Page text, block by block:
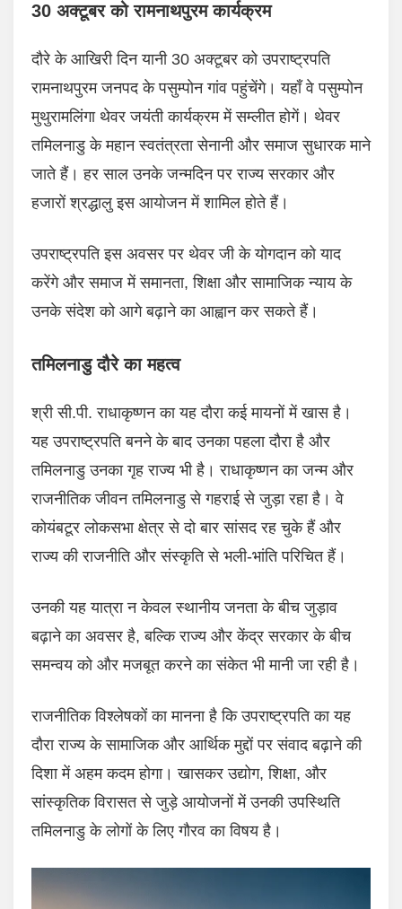
30 अक्टूबर को रामनाथपुरम कार्यक्रम
दौरे के आखिरी दिन यानी 30 अक्टूबर को उपराष्ट्रपति
रामनाथपुरम जनपद के पसुम्पोन गांव पहुंचेंगे। यहाँ वे पसुम्पोन
मुथुरामलिंगा थेवर जयंती कार्यक्रम में सम्लीत हाेगें। थेवर
तमिलनाडु के महान स्वतंत्रता सेनानी और समाज सुधारक माने
जाते हैं। हर साल उनके जन्मदिन पर राज्य सरकार और
हजारों श्रद्धालु इस आयोजन में शामिल होते हैं।
उपराष्ट्रपति इस अवसर पर थेवर जी के योगदान को याद
करेंगे और समाज में समानता, शिक्षा और सामाजिक न्याय के
उनके संदेश को आगे बढ़ाने का आह्वान कर सकते हैं।
तमिलनाडु दौरे का महत्व
श्री सी.पी. राधाकृष्णन का यह दौरा कई मायनों में खास है।
यह उपराष्ट्रपति बनने के बाद उनका पहला दौरा है और
तमिलनाडु उनका गृह राज्य भी है। राधाकृष्णन का जन्म और
राजनीतिक जीवन तमिलनाडु से गहराई से जुड़ा रहा है। वे
कोयंबटूर लोकसभा क्षेत्र से दो बार सांसद रह चुके हैं और
राज्य की राजनीति और संस्कृति से भली-भांति परिचित हैं।
उनकी यह यात्रा न केवल स्थानीय जनता के बीच जुड़ाव
बढ़ाने का अवसर है, बल्कि राज्य और केंद्र सरकार के बीच
समन्वय को और मजबूत करने का संकेत भी मानी जा रही है।
राजनीतिक विश्लेषकों का मानना है कि उपराष्ट्रपति का यह
दौरा राज्य के सामाजिक और आर्थिक मुद्दों पर संवाद बढ़ाने की
दिशा में अहम कदम होगा। खासकर उद्योग, शिक्षा, और
सांस्कृतिक विरासत से जुड़े आयोजनों में उनकी उपस्थिति
तमिलनाडु के लोगों के लिए गौरव का विषय है।